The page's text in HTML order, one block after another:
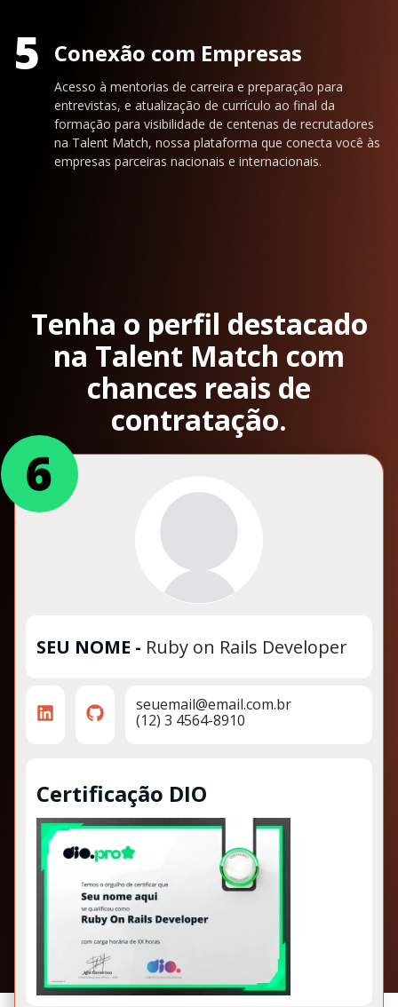
5 Conexão com Empresas
Acesso à mentorias de carreira e preparação para
entrevistas, e atualização de currículo ao final da
formação para visibilidade de centenas de recrutadores
na Talent Match, nossa plataforma que conecta você às
empresas parceiras nacionais e internacionais.
Tenha o perfil destacado
na Talent Match com
chances reais de
contratação.
SEU NOME - Ruby on Rails Developer
seuemail@email.com.br
(12) 3 4564-8910
Certificação DIO